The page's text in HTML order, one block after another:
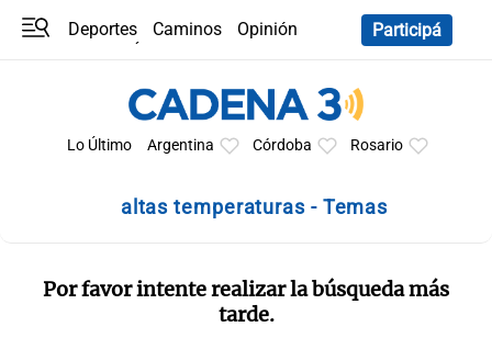
Deportes Caminos
Opinión
Participá
Lo Último Argentina Córdoba Rosario
altas temperaturas - Temas
Por favor intente realizar la búsqueda más
tarde.